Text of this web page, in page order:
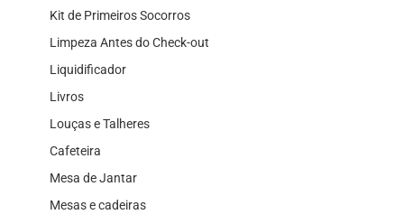
Kit de Primeiros Socorros
Limpeza Antes do Check-out
Liquidificador
Livros
Louças e Talheres
Cafeteira
Mesa de Jantar
Mesas e cadeiras